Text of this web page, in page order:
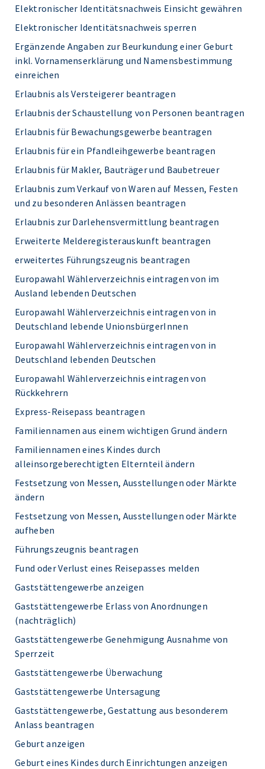
Elektronischer Identitätsnachweis Einsicht gewähren
Elektronischer Identitätsnachweis sperren
Ergänzende Angaben zur Beurkundung einer Geburt
inkl. Vornamenserklärung und Namensbestimmung
einreichen
Erlaubnis als Versteigerer beantragen
Erlaubnis der Schaustellung von Personen beantragen
Erlaubnis für Bewachungsgewerbe beantragen
Erlaubnis für ein Pfandleihgewerbe beantragen
Erlaubnis für Makler, Bauträger und Baubetreuer
Erlaubnis zum Verkauf von Waren auf Messen, Festen
und zu besonderen Anlässen beantragen
Erlaubnis zur Darlehensvermittlung beantragen
Erweiterte Melderegisterauskunft beantragen
erweitertes Führungszeugnis beantragen
Europawahl Wählerverzeichnis eintragen von im
Ausland lebenden Deutschen
Europawahl Wählerverzeichnis eintragen von in
Deutschland lebende UnionsbürgerInnen
Europawahl Wählerverzeichnis eintragen von in
Deutschland lebenden Deutschen
Europawahl Wählerverzeichnis eintragen von
Rückkehrern
Express-Reisepass beantragen
Familiennamen aus einem wichtigen Grund ändern
Familiennamen eines Kindes durch
alleinsorgeberechtigten Elternteil ändern
Festsetzung von Messen, Ausstellungen oder Märkte
ändern
Festsetzung von Messen, Ausstellungen oder Märkte
aufheben
Führungszeugnis beantragen
Fund oder Verlust eines Reisepasses melden
Gaststättengewerbe anzeigen
Gaststättengewerbe Erlass von Anordnungen
(nachträglich)
Gaststättengewerbe Genehmigung Ausnahme von
Sperrzeit
Gaststättengewerbe Überwachung
Gaststättengewerbe Untersagung
Gaststättengewerbe, Gestattung aus besonderem
Anlass beantragen
Geburt anzeigen
Geburt eines Kindes durch Einrichtungen anzeigen